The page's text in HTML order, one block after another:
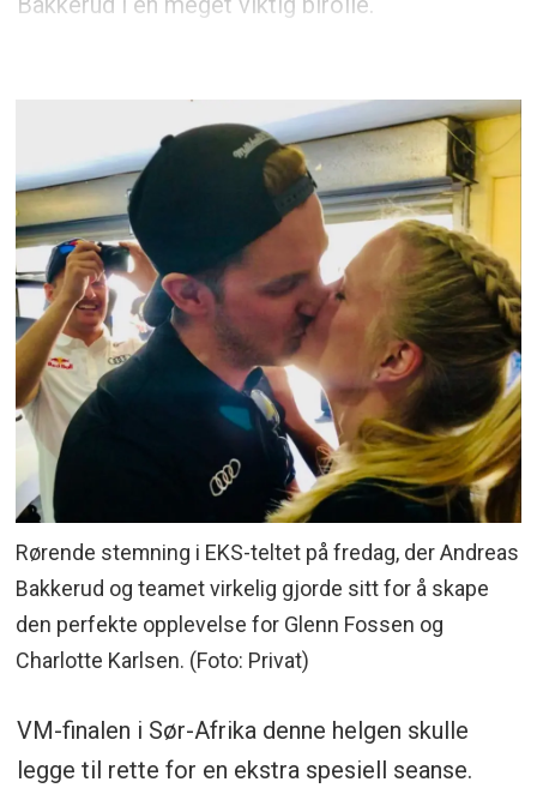
Rørende stemning i EKS-teltet på fredag, der Andreas
Bakkerud og teamet virkelig gjorde sitt for å skape
den perfekte opplevelse for Glenn Fossen og
Charlotte Karlsen. (Foto: Privat)
VM-finalen i Sør-Afrika denne helgen skulle
legge til rette for en ekstra spesiell seanse.